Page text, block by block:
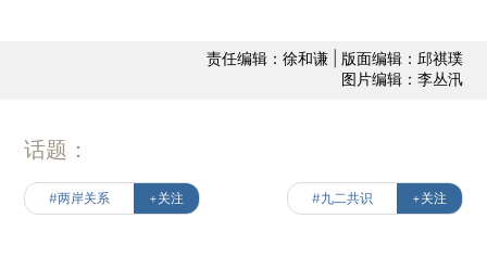
责任编辑：徐和谦 | 版面编辑：邱祺璞
图片编辑：李丛汛
话题：
#两岸关系 +关注 #九二共识 +关注